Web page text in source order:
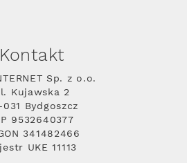
Kontakt
Sp. z o.o.
Kujawska 2
031 Bydgoszcz
9532640377
341482466
UKE 11113